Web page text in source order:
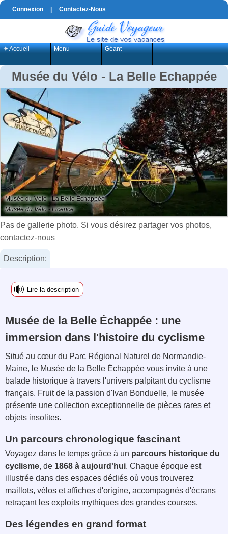
Connexion Contactez-Nous
✈ Accueil Menu Géant
Musée du Vélo - La Belle Echappée
Musée du Vélo - La Belle Echappée
Musée du Vélo - Licence :
Pas de gallerie photo. Si vous désirez partager vos photos,
contactez-nous
Description:
Lire la description
Musée de la Belle Échappée : une
immersion dans l'histoire du cyclisme
Situé au cœur du Parc Régional Naturel de Normandie-
Maine, le Musée de la Belle Échappée vous invite à une
balade historique à travers l'univers palpitant du cyclisme
français. Fruit de la passion d'Ivan Bonduelle, le musée
présente une collection exceptionnelle de pièces rares et
objets insolites.
Un parcours chronologique fascinant
Voyagez dans le temps grâce à un parcours historique du
cyclisme, de 1868 à aujourd'hui. Chaque époque est
illustrée dans des espaces dédiés où vous trouverez
maillots, vélos et affiches d'origine, accompagnés d'écrans
retraçant les exploits mythiques des grandes courses.
Des légendes en grand format